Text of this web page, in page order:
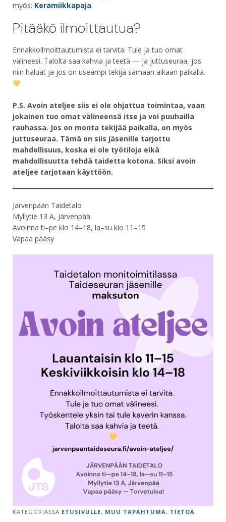
myös: Keramiikkapaja.
Pitääkö ilmoittautua?
Ennakkoilmoittautumista ei tarvita. Tule ja tuo omat
välineesi. Talolta saa kahvia ja teetä — ja juttuseuraa, jos
niin haluat ja jos on useampi tekijä samaan aikaan paikalla.
P.S. Avoin ateljee siis ei ole ohjattua toimintaa, vaan
jokainen tuo omat välineensä itse ja voi puuhailla
rauhassa. Jos on monta tekijää paikalla, on myös
juttuseuraa. Tämä on siis jäsenille tarjottu
mahdollisuus, koska ei ole työtiloja eikä
mahdollisuutta tehdä taidetta kotona. Siksi avoin
ateljee tarjotaan käyttöön.
Järvenpään Taidetalo
Myllytie 13 A, Järvenpää
Avoinna ti–pe klo 14–18, la–su klo 11–15
Vapaa pääsy
KATEGORIASSA ETUSIVULLE, MUU TAPAHTUMA , TIETOA